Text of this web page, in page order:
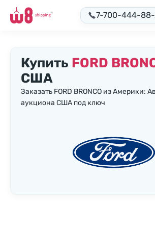
7-700-444-
Купить FORD
США
Заказать FORD BRONCO из Америки:
аукциона США под ключ